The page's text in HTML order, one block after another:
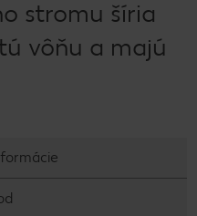
stromu šíria
vôňu a majú